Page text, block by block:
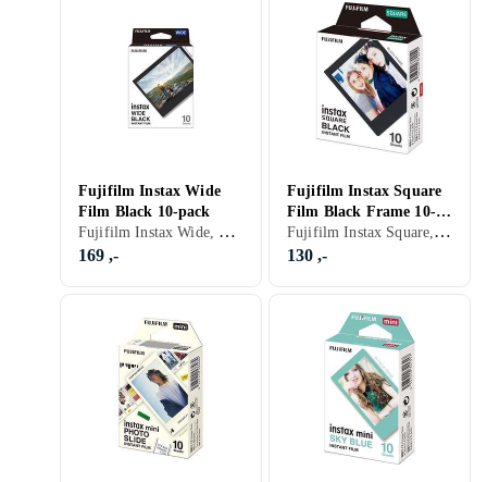
Fujifilm Instax Wide
Film Black 10-pack
Fujifilm Instax Wide, Farge
169 ,-
Fujifilm Instax Square
Film Black Frame 10-
pack
Fujifilm Instax Square, Farge
130 ,-